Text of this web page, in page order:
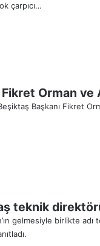
çarpıcı…
Fikret Orman
Başkanı Fikret
teknik
gelmesiyle birlikte